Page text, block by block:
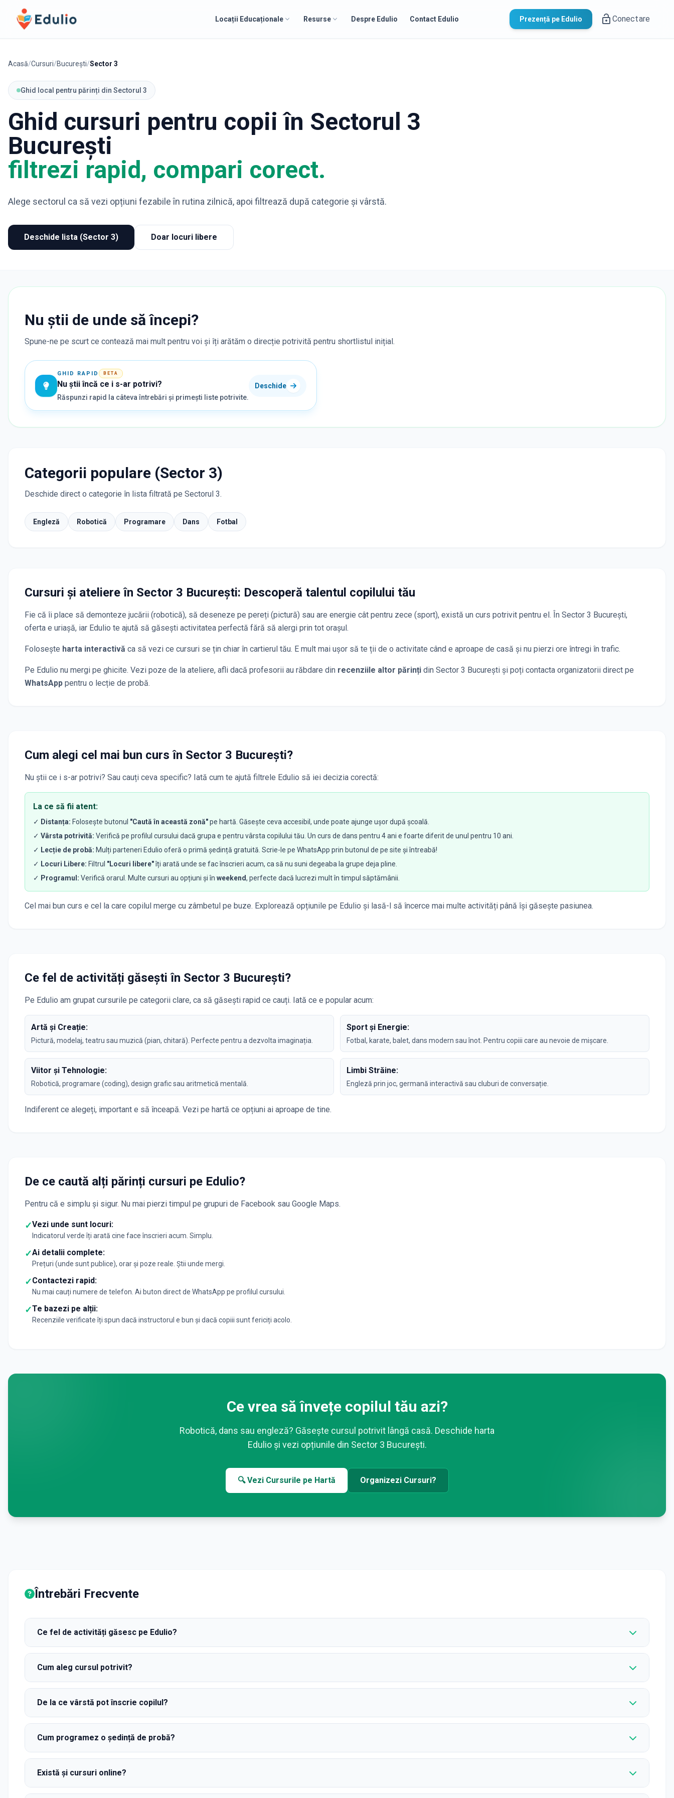
Edulio
Locații Educaționale Resurse Despre Edulio Contact Edulio Prezență pe Edulio Conectare
Acasă/Cursuri/București/Sector 3
Ghid local pentru părinți din Sectorul 3
Ghid cursuri pentru copii în Sectorul 3
București
filtrezi rapid, compari corect.
Alege sectorul ca să vezi opțiuni fezabile în rutina zilnică, apoi filtrează după categorie și vârstă.
Deschide lista (Sector 3) Doar locuri libere
Nu știi de unde să începi?
Spune-ne pe scurt ce contează mai mult pentru voi și îți arătăm o direcție potrivită pentru shortlistul inițial.
GHID RAPID BETA
Nu știi încă ce i s-ar potrivi?
Răspunzi rapid la câteva întrebări și primești liste potrivite.
Deschide
Categorii populare (Sector 3)
Deschide direct o categorie în lista filtrată pe Sectorul 3.
Engleză Robotică Programare Dans Fotbal
Cursuri și ateliereîn Sector 3 București: Descoperă talentul copilului tău
Fie că îi place să demonteze jucării (robotică), să deseneze pe pereți (pictură) sau are energie cât pentru zece (sport), există un curs potrivit pentru el. În Sector 3 București,
oferta e uriașă, iar Edulio te ajută să găsești activitatea perfectă fără să alergi prin tot orașul.
Folosește harta interactivă ca să vezi ce cursuri se țin chiar în cartierul tău. E mult mai ușor să te ții de o activitate când e aproape de casă și nu pierzi ore întregi în trafic.
Pe Edulio nu mergi pe ghicite. Vezi poze de la ateliere, afli dacă profesorii au răbdare din recenziile altor părinți din Sector 3 București și poți contacta organizatorii direct pe
WhatsApp pentru o lecție de probă.
Cum alegi cel mai bun cursîn Sector 3 București?
Nu știi ce i s-ar potrivi? Sau cauți ceva specific? Iată cum te ajută filtrele Edulio să iei decizia corectă:
La ce să fii atent:
✓ Distanța: Folosește butonul "Caută în această zonă"pe hartă. Găsește ceva accesibil, unde poate ajunge ușor după școală.
✓ Vârsta potrivită: Verifică pe profilul cursului dacă grupa e pentru vârsta copilului tău. Un curs de dans pentru 4 ani e foarte diferit de unul pentru 10 ani.
✓ Lecție de probă: Mulți parteneri Edulio oferă o primă ședință gratuită. Scrie-le pe WhatsApp prin butonul de pe site și întreabă!
✓ Locuri Libere: Filtrul "Locuri libere"îți arată unde se fac înscrieri acum, ca să nu suni degeaba la grupe deja pline.
✓ Programul: Verifică orarul. Multe cursuri au opțiuni și în weekend, perfecte dacă lucrezi mult în timpul săptămânii.
Cel mai bun curs e cel la care copilul merge cu zâmbetul pe buze. Explorează opțiunile pe Edulio și lasă-l să încerce mai multe activități până își găsește pasiunea.
Ce fel de activități găsești în Sector 3 București?
Pe Edulio am grupat cursurile pe categorii clare, ca să găsești rapid ce cauți. Iată ce e popular acum:
Artă și Creație:
Pictură, modelaj, teatru sau muzică (pian, chitară). Perfecte pentru a dezvolta imaginația.
Sport și Energie:
Fotbal, karate, balet, dans modern sau înot. Pentru copiii care au nevoie de mișcare.
Viitor și Tehnologie:
Robotică, programare (coding), design grafic sau aritmetică mentală.
Limbi Străine:
Engleză prin joc, germană interactivă sau cluburi de conversație.
Indiferent ce alegeți, important e să înceapă. Vezi pe hartă ce opțiuni ai aproape de tine.
De ce caută alți părinți cursuri pe Edulio?
Pentru că e simplu și sigur. Nu mai pierzi timpul pe grupuri de Facebook sau Google Maps.
✓Vezi unde sunt locuri:
Indicatorul verde îți arată cine face înscrieri acum. Simplu.
✓Ai detalii complete:
Prețuri (unde sunt publice), orar și poze reale. Știi unde mergi.
✓Contactezi rapid:
Nu mai cauți numere de telefon. Ai buton direct de WhatsApp pe profilul cursului.
✓Te bazezi pe alții:
Recenziile verificate îți spun dacă instructorul e bun și dacă copiii sunt fericiți acolo.
Ce vrea să învețe copilul tău azi?
Robotică, dans sau engleză? Găsește cursul potrivit lângă casă. Deschide harta
Edulio și vezi opțiunile din Sector 3 București.
🔍 Vezi Cursurile pe Hartă Organizezi Cursuri?
Întrebări Frecvente
Ce fel de activități găsesc pe Edulio?
Cum aleg cursul potrivit?
De la ce vârstă pot înscrie copilul?
Cum programez o ședință de probă?
Există și cursuri online?